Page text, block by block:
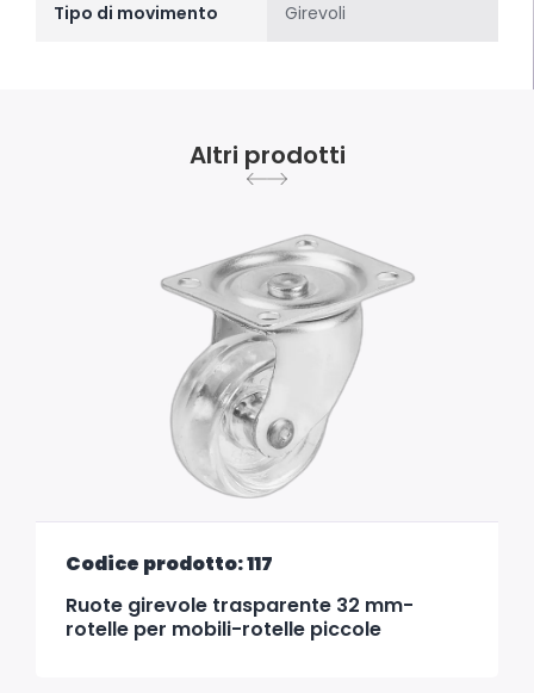
Tipo di movimento Girevoli
Altri prodotti
Codice prodotto: 117
Ruote girevole trasparente 32 mm-
rotelle per mobili-rotelle piccole